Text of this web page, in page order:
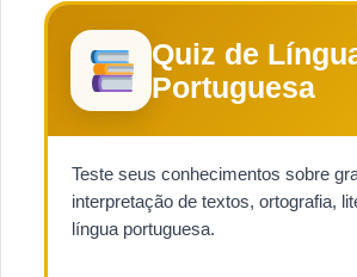
Quiz de
Portuguesa
Teste seus conhecimentos sobre
interpretação de textos, ortografia,
língua portuguesa.